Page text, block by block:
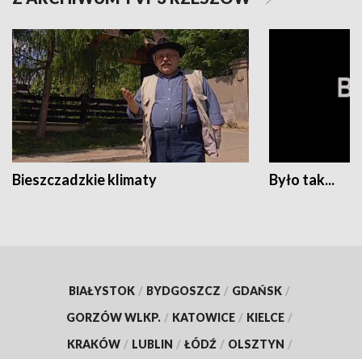
Bieszczadzkie klimaty Było tak...
BIAŁYSTOK / BYDGOSZCZ / GDAŃSK /
GORZÓW WLKP. / KATOWICE / KIELCE /
KRAKÓW / LUBLIN / ŁÓDŹ / OLSZTYN /